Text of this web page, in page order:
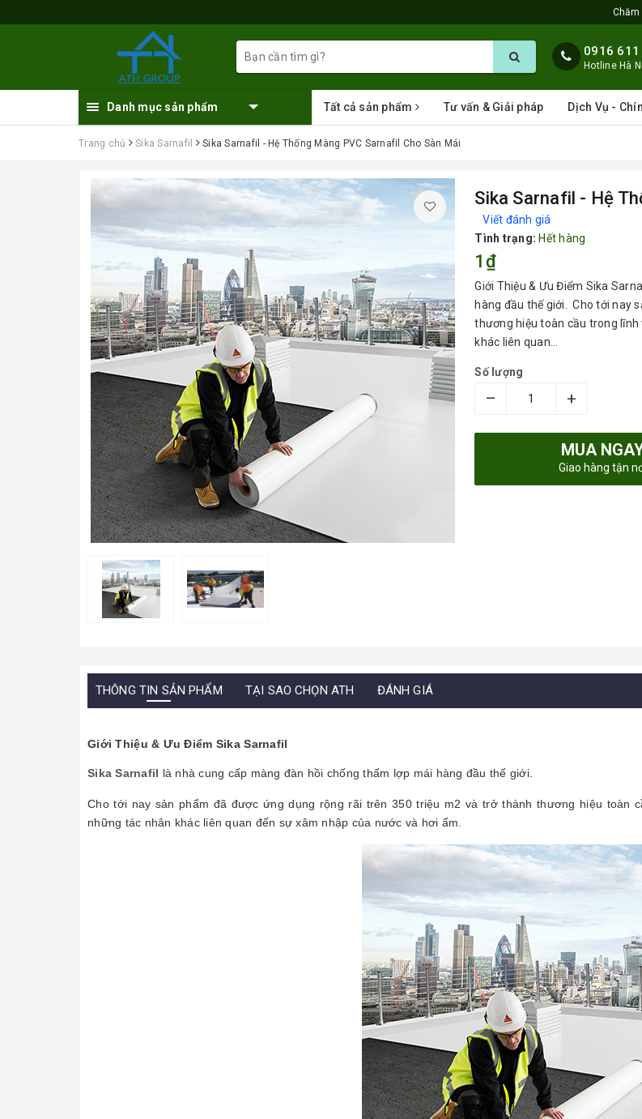
0916 611
Hotline Hà
Danh mục sản phẩm Tất cả sản phẩm Tư vấn & Giải pháp Dịch Vụ -
Trang chủ Sika Sarnafil Sika Sarnafil - Hệ Thống Màng PVC Sarnafil Cho Sàn Mái
Sika Sarnafil - Hệ
Viết đánh giá
Tình trạng: Hết hàng
1₫
Giới Thiệu & Ưu Điểm Sika
hàng đầu thế giới. Cho tới nay
thương hiệu toàn cầu trong
khác liên quan...
Số lượng
– +
MUA
Giao hàng tận
THÔNG TIN SẢN PHẨM TẠI SAO CHỌN ATH ĐÁNH GIÁ
Giới Thiệu & Ưu Điểm Sika Sarnafil
Sika Sarnafil là nhà cung cấp màng đàn hồi chống thấm lợp mái hàng đầu thế giới.
Cho tới nay sản phẩm đã được ứng dụng rộng rãi trên 350 triệu m2 và trở thành thương hiệu
những tác nhân khác liên quan đến sự xâm nhập của nước và hơi ẩm.